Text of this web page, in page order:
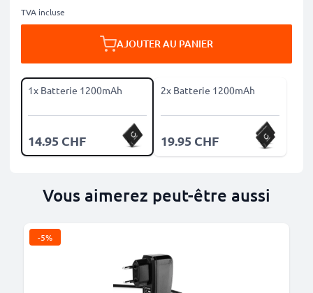
TVA incluse
AJOUTER AU PANIER
1x Batterie 1200mAh
14.95 CHF
2x Batterie 1200mAh
19.95 CHF
Vous aimerez peut-être aussi
-5%